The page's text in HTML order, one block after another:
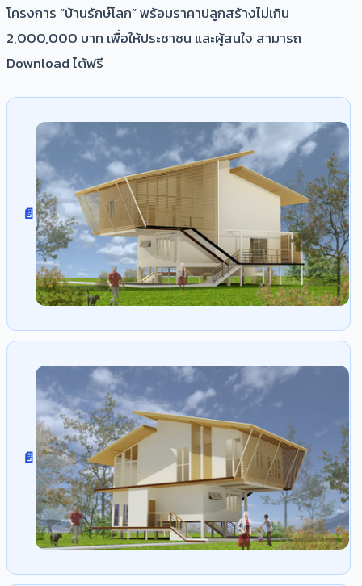
โครงการ “บ้านรักษ์โลก” พร้อมราคาปลูกสร้างไม่เกิน
2,000,000 บาท เพื่อให้ประชาชน และผู้สนใจ สามารถ
Download ได้ฟรี